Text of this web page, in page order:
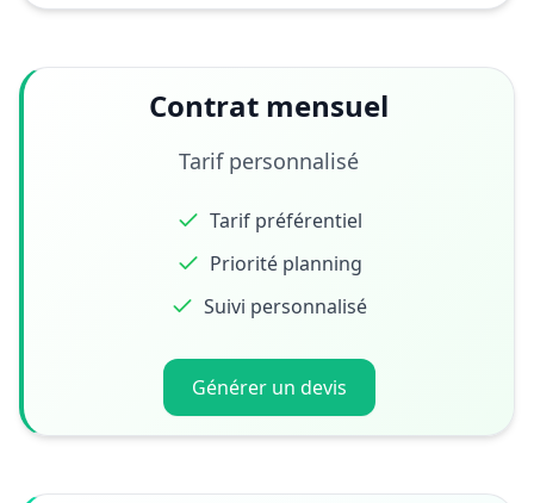
Contrat mensuel
Tarif personnalisé
Tarif préférentiel
Priorité planning
Suivi personnalisé
Générer un devis